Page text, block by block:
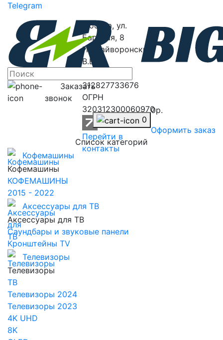
Telegram
Москва, ул.
Барклая, 8
ИП Гайворонский
В.В.
312827733676
ОГРН
320312300060970
Перейти в
контакты
Заказать
звонок
0
0р.
Оформить заказ
Список категорий
Кофемашины
Кофемашины
КОФЕМАШИНЫ
2015 - 2022
Аксессуары для ТВ
Аксессуары для ТВ
Саундбары и звуковые панели
Кронштейны TV
Телевизоры
Телевизоры
ТВ
Телевизоры 2024
Телевизоры 2023
4K UHD
8K